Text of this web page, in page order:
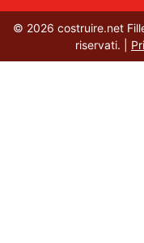
© 2026 costruire.net
riservati. |